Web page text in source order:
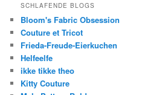
SCHLAFENDE BLOGS
Bloom's Fabric Obsession
Couture et Tricot
Frieda-Freude-Eierkuchen
Helfeelfe
ikke tikke theo
Kitty Couture